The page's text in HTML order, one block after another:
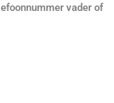
vader of